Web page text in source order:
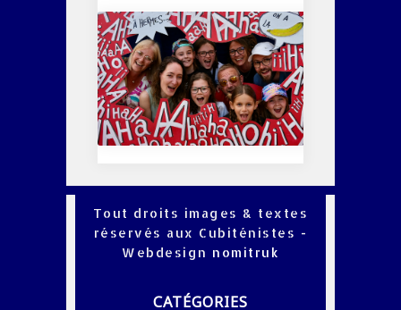
Tout droits images & textes
réservés aux Cubiténistes -
Webdesign nomitruk
CATÉGORIES